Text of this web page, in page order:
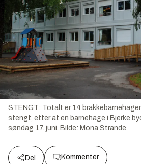
STENGT: Totalt er 14
stengt, etter at en barnehage i Bjerke
søndag 17. juni. Bilde: Mona Strande
Del Kommenter